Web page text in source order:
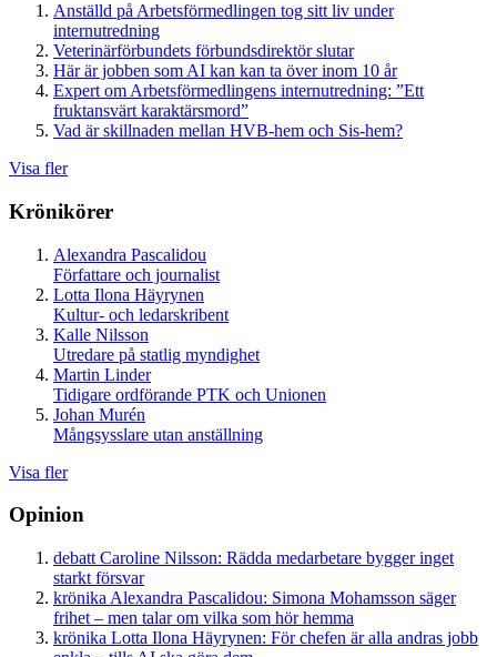
Anställd på Arbetsförmedlingen tog sitt liv under
internutredning
Veterinärförbundets förbundsdirektör slutar
Här är jobben som AI kan kan ta över inom 10 år
Expert om Arbetsförmedlingens internutredning: ”Ett
fruktansvärt karaktärsmord”
Vad är skillnaden mellan HVB-hem och Sis-hem?
Visa fler
Krönikörer
Alexandra Pascalidou
Författare och journalist
Lotta Ilona Häyrynen
Kultur- och ledarskribent
Kalle Nilsson
Utredare på statlig myndighet
Martin Linder
Tidigare ordförande PTK och Unionen
Johan Murén
Mångsysslare utan anställning
Visa fler
Opinion
debatt Caroline Nilsson: Rädda medarbetare bygger inget
starkt försvar
krönika Alexandra Pascalidou: Simona Mohamsson säger
frihet – men talar om vilka som hör hemma
krönika Lotta Ilona Häyrynen: För chefen är alla andras jobb